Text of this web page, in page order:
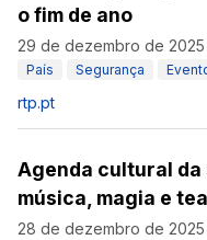
o fim de ano
29 de dezembro de 2025
País Segurança
rtp.pt
Agenda cultural da
música, magia e
28 de dezembro de 2025